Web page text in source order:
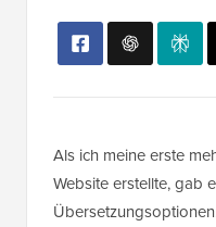
Als ich meine erste
Website erstellte, gab